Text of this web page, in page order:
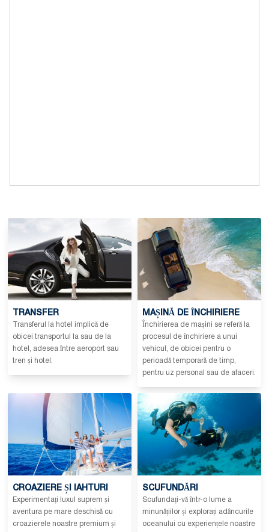
TRANSFER
Transferul la hotel implică de
obicei transportul la sau de la
hotel, adesea între aeroport sau
tren și hotel.
MAȘINĂ DE ÎNCHIRIERE
Închirierea de mașini se referă la
procesul de închiriere a unui
vehicul, de obicei pentru o
perioadă temporară de timp,
pentru uz personal sau de afaceri.
CROAZIERE ȘI IAHTURI
Experimentați luxul suprem și
aventura pe mare deschisă cu
croazierele noastre premium și
SCUFUNDĂRI
Scufundați-vă într-o lume a
minunățiilor și explorați adâncurile
oceanului cu experiențele noastre